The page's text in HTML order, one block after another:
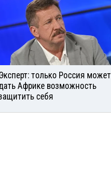
только Россия может
Африке возможность
себя